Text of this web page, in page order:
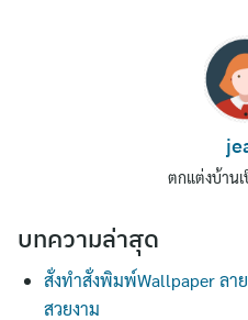
ตกแต่งบ้านเ
บทความล่าสุด
สั่งทำสั่งพิมพ์Wallpaper ลา
สวยงาม